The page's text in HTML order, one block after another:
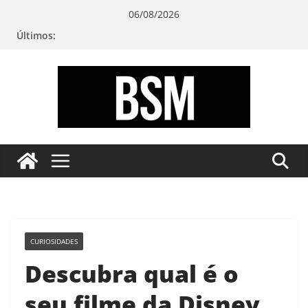
06/08/2026
Últimos:
sua
Mente
CURIOSIDADES
Descubra qual é o